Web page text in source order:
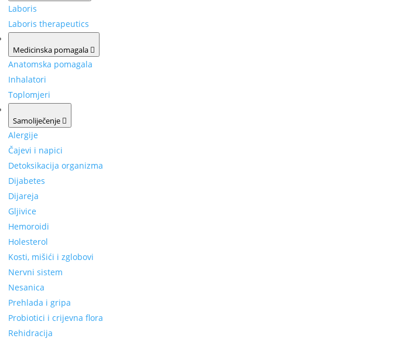
Laboris
Laboris therapeutics
Medicinska pomagala
Anatomska pomagala
Inhalatori
Toplomjeri
Samoliječenje
Alergije
Čajevi i napici
Detoksikacija organizma
Dijabetes
Dijareja
Gljivice
Hemoroidi
Holesterol
Kosti, mišići i zglobovi
Nervni sistem
Nesanica
Prehlada i gripa
Probiotici i crijevna flora
Rehidracija